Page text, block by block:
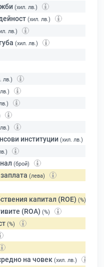
(хил. лв.)
(хил. лв.)
лв.)
(хил. лв.)
лв.)
институции (хил. лв.)
(брой)
(лева)
капитал (ROE) (%)
(ROA) (%)
(%)
на човек (хил. лв.)